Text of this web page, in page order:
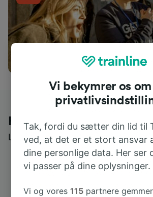
Ting at foretage sig
Hvad kunder siger om
Læs ægte anmeldelser fra ægte
Vi bekymrer os
Tak, fordi du sætter din lid til
ved, at det er et stort ansvar
dine personlige data. Her ser
vi passer på dine oplysninger.
Vi og vores115 partnere